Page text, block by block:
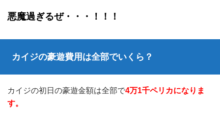
悪魔過ぎるぜ・・・！！！
カイジの豪遊費用は全部でいくら？
カイジの初日の豪遊金額は全部で4万1千ペリカになりま
す。